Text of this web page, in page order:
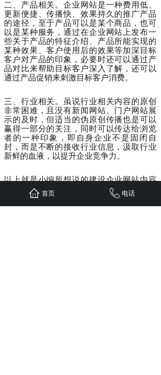
二、产品相关。企业网站是一种费用低、
更新便捷、传播快、效果持久的推广产品
的途径，至于产品可以是某个商品，也可
以是某种服务，通过在企业网站上发布一
些关于产品的特征介绍、产品所能实现的
某种效果、客户使用后的效果等加深目标
客户对产品的印象，必要时还可以通过产
品对比来帮助目标客户深入了解，还可以
通过产品促销来刺激目标客户消费。
三、行业相关。虽说行业相关内容的原创
非常困难，且没有新闻网站、门户网站展
示的及时，但适当的伪原创传播也是可以
赢得一部分的关注，同时可以传达给浏览
者的一种印象，即自身企业不是固闭自
封，而是不断的接收行业信息，汲取行业
新鲜的血液，以提升企业竞争力。
以上就是小编所想说的建设企业网站内容
需要重点把握三个方向，不过，企业网站
要想实现最初的建站目的，还需采取行之
有效的方法获得足够多的网站浏览者。包
首页 电话